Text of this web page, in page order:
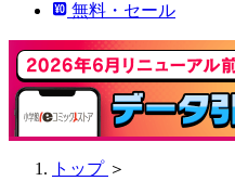
無料・セール
トップ ＞